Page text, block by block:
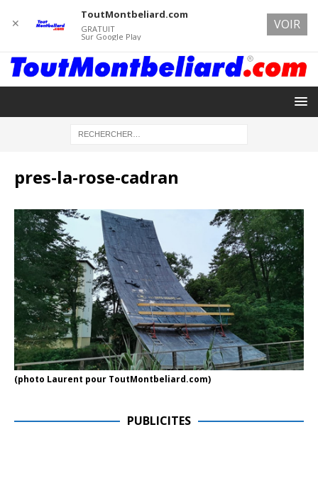
pres-la-rose-cadran
(photo Laurent pour ToutMontbeliard.com)
PUBLICITES
✕
ToutMontbeliard.com
GRATUIT
Sur Google Play
VOIR